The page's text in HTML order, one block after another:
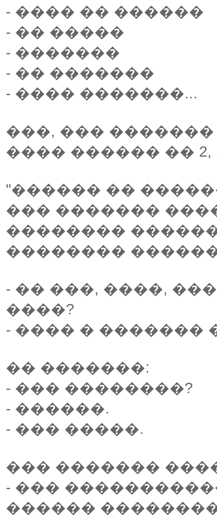
- ���� �� ������
- �� �����
- �������
- �� �������
- ���� �������...
���, ���
���� ������ �� 2,
"������ ��
��� �������
��������
��������
- �� ���, ����,
����?
- ���� � �������
�� �������:
- ��� ��������?
- ������.
- ��� �����.
��� �������
- ���
������